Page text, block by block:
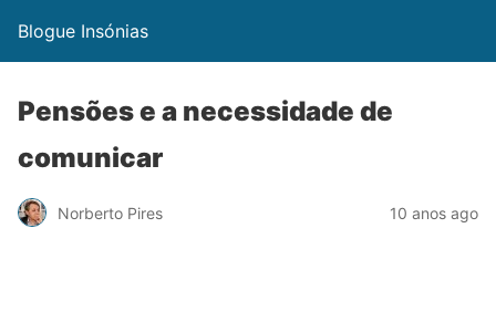
Blogue Insónias
Pensões e a necessidade de
comunicar
Norberto Pires 10 anos ago